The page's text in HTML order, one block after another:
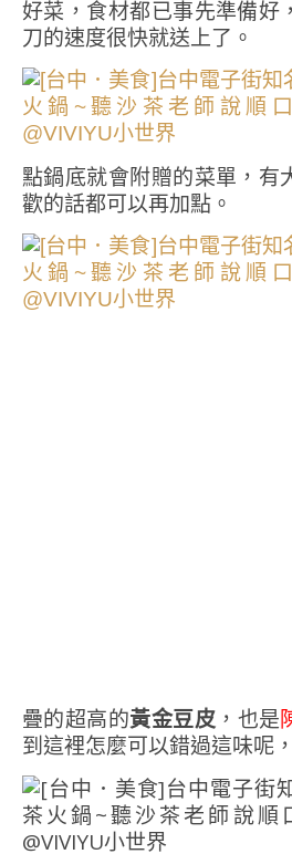
好菜，食材都已事先準備好
刀的速度很快就送上了。
點鍋底就會附贈的菜單，有
歡的話都可以再加點。
疊的超高的黃金豆皮 ，也是
到這裡怎麼可以錯過這味呢